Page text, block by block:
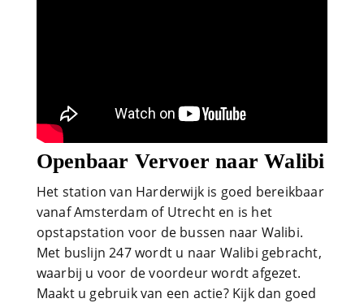
Openbaar Vervoer naar Walibi
Het station van Harderwijk is goed bereikbaar
vanaf Amsterdam of Utrecht en is het
opstapstation voor de bussen naar Walibi.
Met buslijn 247 wordt u naar Walibi gebracht,
waarbij u voor de voordeur wordt afgezet.
Maakt u gebruik van een actie? Kijk dan goed